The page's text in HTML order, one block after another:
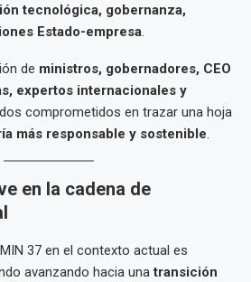
tecnológica, gobernanza,
Estado-empresa.
de ministros, gobernadores, CEO
expertos internacionales y
comprometidos en trazar una hoja
más responsable y sostenible.
en la cadena de
37 en el contexto actual es
avanzando hacia unatransición